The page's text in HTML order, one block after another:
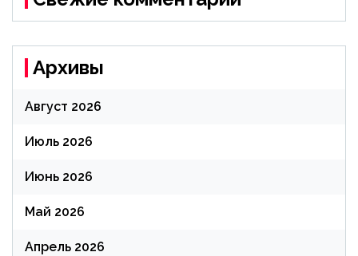
Архивы
Август 2026
Июль 2026
Июнь 2026
Май 2026
Апрель 2026